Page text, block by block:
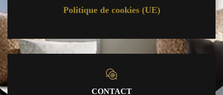
Politique de cookies (UE)
CONTACT